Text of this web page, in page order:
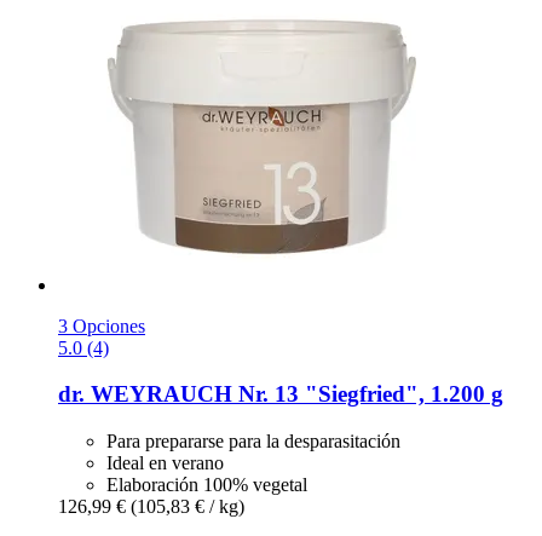
3 Opciones
5.0 (4)
dr. WEYRAUCH Nr. 13 "Siegfried", 1.200 g
Para prepararse para la desparasitación
Ideal en verano
Elaboración 100% vegetal
126,99 € (105,83 € / kg)